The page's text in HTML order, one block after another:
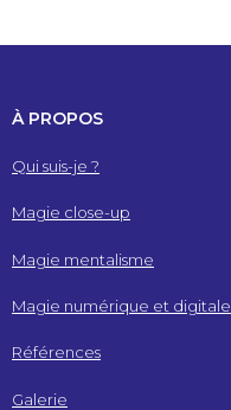
À PROPOS
Qui suis-je ?
Magie close-up
Magie mentalisme
Magie numérique et digitale
Références
Galerie